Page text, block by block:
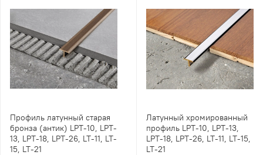
Профиль латунный старая
бронза (антик) LPT-10, LPT-
13, LPT-18, LPT-26, LT-11, LT-
15, LT-21
Латунный хромированный
профиль LPT-10, LPT-13,
LPT-18, LPT-26, LT-11, LT-15,
LT-21